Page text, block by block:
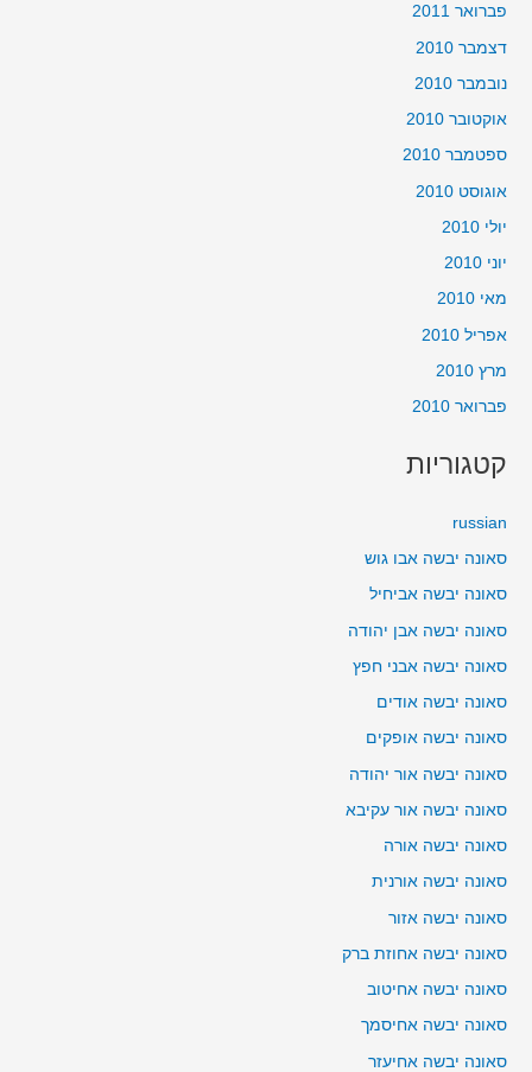
פברואר 2011
דצמבר 2010
נובמבר 2010
אוקטובר 2010
ספטמבר 2010
אוגוסט 2010
יולי 2010
יוני 2010
מאי 2010
אפריל 2010
מרץ 2010
פברואר 2010
קטגוריות
russian
סאונה יבשה אבו גוש
סאונה יבשה אביחיל
סאונה יבשה אבן יהודה
סאונה יבשה אבני חפץ
סאונה יבשה אודים
סאונה יבשה אופקים
סאונה יבשה אור יהודה
סאונה יבשה אור עקיבא
סאונה יבשה אורה
סאונה יבשה אורנית
סאונה יבשה אזור
סאונה יבשה אחוזת ברק
סאונה יבשה אחיטוב
סאונה יבשה אחיסמך
סאונה יבשה אחיעזר